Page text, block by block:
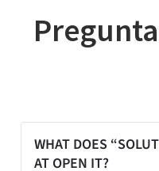
WHAT DOES
AT OPEN IT?